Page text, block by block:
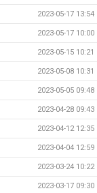
2023-05-17 13:54
2023-05-17 10:00
2023-05-15 10:21
2023-05-08 10:31
2023-05-05 09:48
2023-04-28 09:43
2023-04-12 12:35
2023-04-04 12:59
2023-03-24 10:22
2023-03-17 09:30